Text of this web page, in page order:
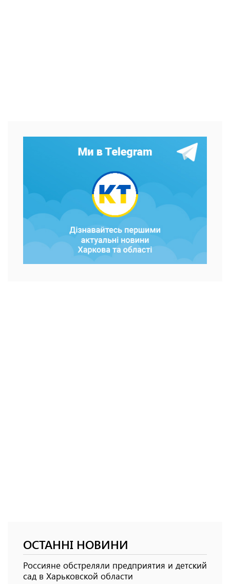
ОСТАННІ НОВИНИ
Россияне обстреляли предприятия и детский
сад в Харьковской области